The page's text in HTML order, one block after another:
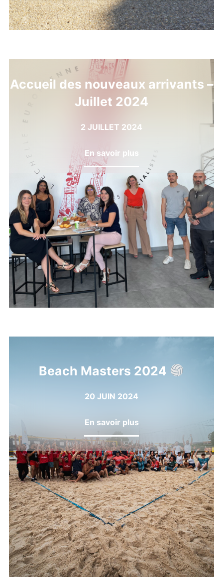
Accueil des nouveaux arrivants –
Juillet 2024
2 JUILLET 2024
En savoir plus
Beach Masters 2024
20 JUIN 2024
En savoir plus